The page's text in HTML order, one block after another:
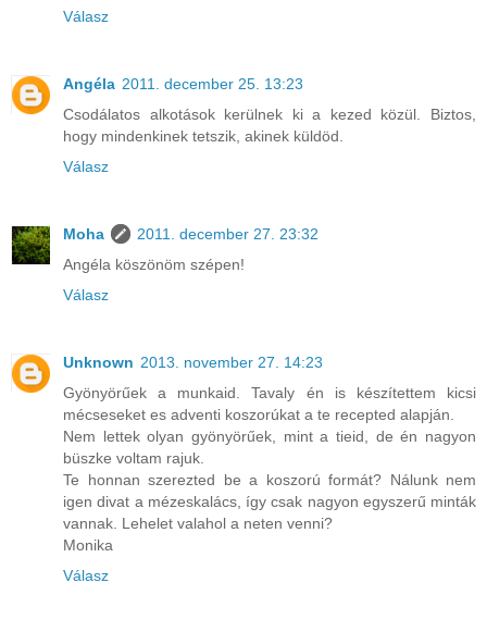
Válasz
Angéla 2011. december 25. 13:23
Csodálatos alkotások kerülnek ki a kezed közül. Biztos,
hogy mindenkinek tetszik, akinek küldöd.
Válasz
Moha
2011. december 27. 23:32
Angéla köszönöm szépen!
Válasz
Unknown 2013. november 27. 14:23
Gyönyörűek a munkaid. Tavaly én is készítettem kicsi
mécseseket es adventi koszorúkat a te recepted alapján.
Nem lettek olyan gyönyörűek, mint a tieid, de én nagyon
büszke voltam rajuk.
Te honnan szerezted be a koszorú formát? Nálunk nem
igen divat a mézeskalács, így csak nagyon egyszerű minták
vannak. Lehelet valahol a neten venni?
Monika
Válasz